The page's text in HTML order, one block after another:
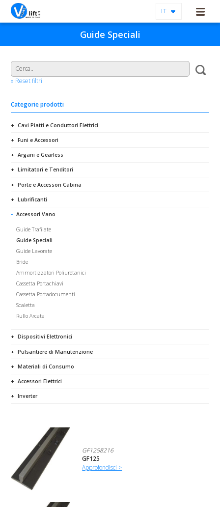
IT
Guide Speciali
» Reset filtri
Categorie prodotti
Cavi Piatti e Conduttori Elettrici
Funi e Accessori
Argani e Gearless
Limitatori e Tenditori
Porte e Accessori Cabina
Lubrificanti
Accessori Vano
Guide Trafilate
Guide Speciali
Guide Lavorate
Bride
Ammortizzatori Poliuretanici
Cassetta Portachiavi
Cassetta Portadocumenti
Scaletta
Rullo Arcata
Dispositivi Elettronici
Pulsantiere di Manutenzione
Materiali di Consumo
Accessori Elettrici
Inverter
GF1258216
GF125
Approfondisci >